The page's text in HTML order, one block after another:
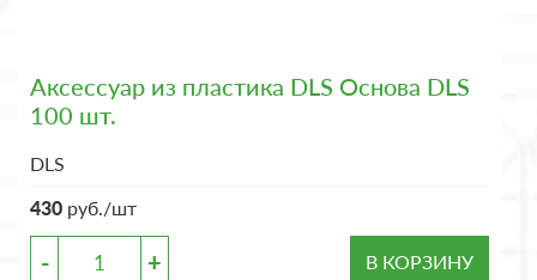
Аксессуар из пластика DLS Основа DLS
100 шт.
DLS
430 руб./шт
- + В КОРЗИНУ